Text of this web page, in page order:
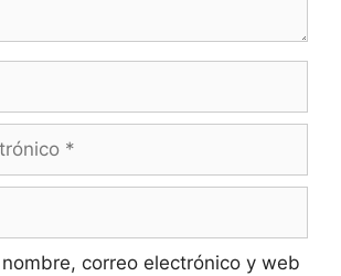
correo electrónico y web